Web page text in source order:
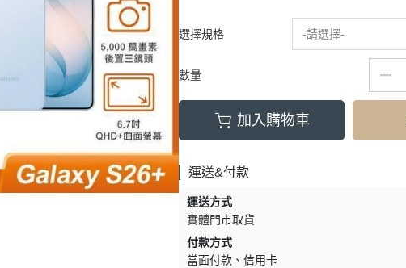
選擇規格 -請選擇-
數量
加入購物車
運送&付款
運送方式
實體門市取貨
付款方式
當面付款
信用卡